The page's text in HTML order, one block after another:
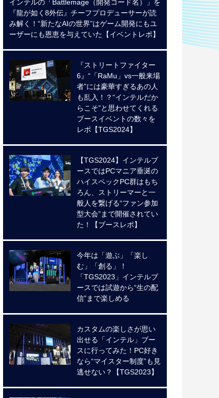
インテルの「Battlemage（開発コード名）」を
『龍が如く8外伝』チーフプロデューサーが読
み解く！“新たなAIの世界”はゲーム開発にもユ
ーザーにも恩恵を与えていた【イベントレポ】
『ストリートファイター
6』“「RaMu」vs一般来場
者”には豪華すぎるあの人
も乱入！？“インテルだか
らこそ”と思わせてくれる
ブースイベントの数々を
レポ【TGS2024】
【TGS2024】インテルブ
ースではPCマニア垂涎の
ハイスペックPC群はもち
ろん、ストリーマーと一
般人を繋げる“ファン参加
型大会”まで開催されてい
た！【ブースレポ】
今年は「遊ぶ」「楽し
む」「創る」！
「TGS2023」インテルブ
ースでは試遊から“生の配
信”まで楽しめる
カスタムの楽しさが思い
出せる「インテル」ブー
スに行ってみた！PC好き
なら“マイスター制度”も見
逃せない？【TGS2023】